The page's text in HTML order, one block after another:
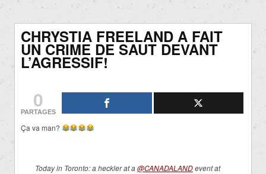
CHRYSTIA FREELAND A FAIT
UN CRIME DE SAUT DEVANT
L’AGRESSIF!
0
PARTAGES
Ça va man?
Today in Toronto: a heckler at a@CANADALANDevent at